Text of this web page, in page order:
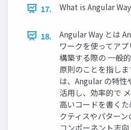
17. What is Angular Way
18.
Angular Way とは
ワークを使ってア
構築する際の 一般
原則のことを指し
は、Angular の特性
活用し、効率的で
高いコードを書く
クティスやパター
コンポーネント志